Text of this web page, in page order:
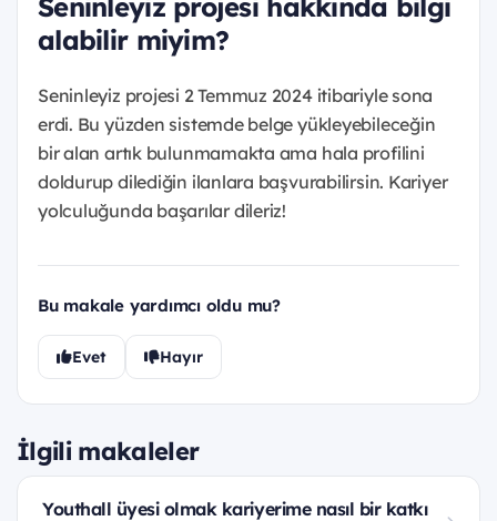
Seninleyiz projesi hakkında bilgi
alabilir miyim?
Seninleyiz projesi 2 Temmuz 2024 itibariyle sona
erdi. Bu yüzden sistemde belge yükleyebileceğin
bir alan artık bulunmamakta ama hala profilini
doldurup dilediğin ilanlara başvurabilirsin. Kariyer
yolculuğunda başarılar dileriz!
Bu makale yardımcı oldu mu?
Evet Hayır
İlgili makaleler
Youthall üyesi olmak kariyerime nasıl bir katkı